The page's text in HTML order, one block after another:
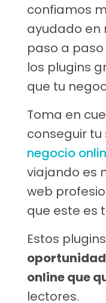
confiamos
ayudado en
paso a
los plugins
que tu
Toma en
conseguir tu
negocio
viajando es
web
que este es
Estos plugins
online que
lectores.